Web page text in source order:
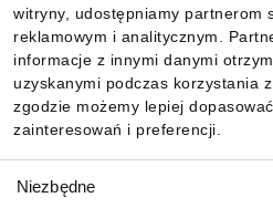
witryny, udostępniamy partnerom
reklamowym i analitycznym.
informacje z innymi danymi
uzyskanymi podczas korzystania
zgodzie możemy lepiej
zainteresowań i preferencji.
zgody
Niezbędne
Pobierz naszą